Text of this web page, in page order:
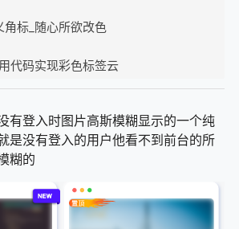
标_随心所欲改色
代码实现彩色标签云
独添加首页logo而其它页面保持不变
本|RIPRO_V5子主题
有登入时图片高斯模糊显示的一个纯
是没有登入的用户他看不到前台的所
糊的